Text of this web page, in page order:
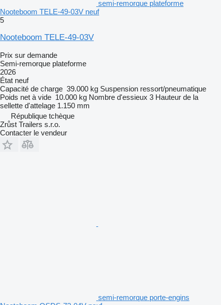
semi-remorque plateforme
Nooteboom TELE-49-03V neuf
5
Nooteboom TELE-49-03V
Prix sur demande
Semi-remorque plateforme
2026
État neuf
Capacité de charge 39.000 kg Suspension ressort/pneumatique
Poids net à vide 10.000 kg Nombre d'essieux 3 Hauteur de la
sellette d'attelage 1.150 mm
République tchèque
Zrůst Trailers s.r.o.
Contacter le vendeur
semi-remorque porte-engins